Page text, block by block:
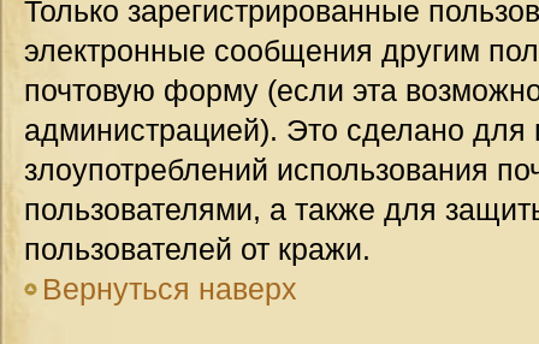
Только зарегистрированные
электронные сообщения другим
почтовую форму (если эта
администрацией). Это сделано для
злоупотреблений использования
пользователями, а также для
пользователей от кражи.
Вернуться наверх